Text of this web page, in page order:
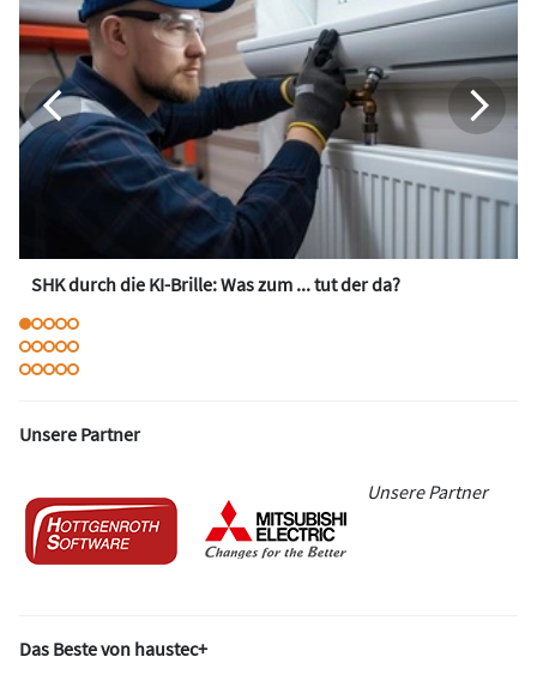
SHK durch die KI-Brille: Was zum ... tut der da?
Unsere Partner
Unsere Partner
Das Beste von haustec+